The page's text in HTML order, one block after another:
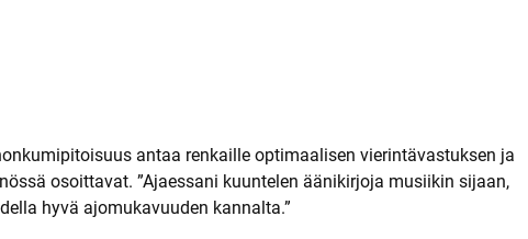
antaa renkaille optimaalisen vierintävastuksen ja
osoittavat. ”Ajaessani kuuntelen äänikirjoja musiikin sijaan,
hyvä ajomukavuuden kannalta.”